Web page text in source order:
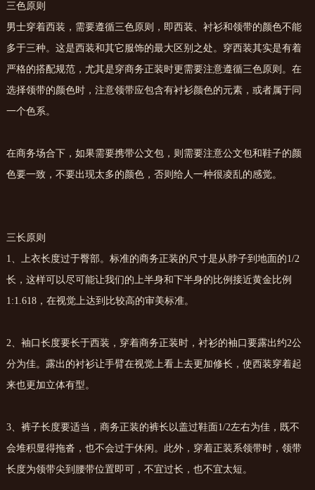
三色原则
男士穿着西装，需要遵循三色原则，即西装、衬衫和领带的颜色不能
多于三种。这是西装和其它服饰的最大区别之处。穿西装其实是有着
严格的搭配规范，尤其是穿商务正装时更需要注意遵循三色原则。在
选择领带的颜色时，注意领带应包含有衬衫颜色的元素，或者属于同
一个色系。
在商务场合下，如果需要携带公文包，则需要注意公文包和鞋子的颜
色要一致，不要出现太多的颜色，否则给人一种很凌乱的感觉。
三长原则
1、上衣长度过于臀部。标准的商务正装的尺寸是从脖子到地面的1/2
长，这样可以尽可能让我们的上半身和下半身的比例接近黄金比例
1:1.618，在视觉上达到比较高的审美标准。
2、袖口长度要长于西装，穿着商务正装时，衬衫的袖口要露出约2公
分为佳。露出的衬衫让手臂在视觉上看上去更加修长，使西装穿着起
来也更加立体有型。
3、裤子长度要适当，商务正装的裤长以盖过鞋面1/2左右为佳，既不
会堆积显得拖沓，也不会过于休闲。此外，穿着正装系领带时，领带
长度为领带尖到腰带位置即可，不宜过长，也不宜太短。